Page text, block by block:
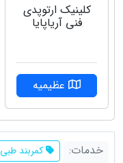
کلینیک ارتوپدی
فنی آریاپایا
عظیمیه
خدمات: کمربند طبی